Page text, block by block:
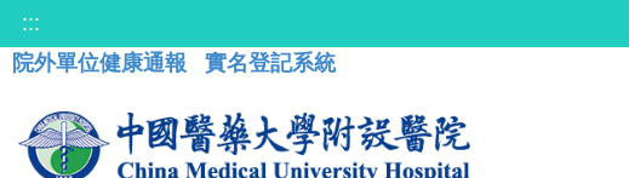
:::
院外單位健康通報
實名登記系統